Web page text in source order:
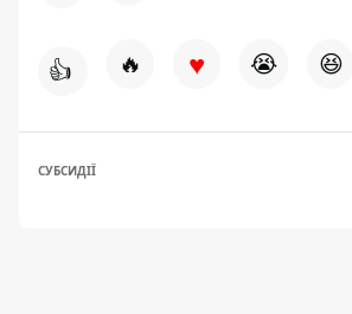
👍 🔥 ♥ 😭 😆
СУБСИДІЇ